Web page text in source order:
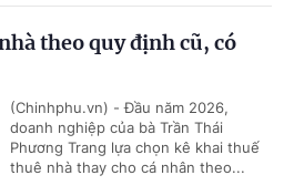
theo quy định cũ, có
(Chinhphu.vn) - Đầu năm 2026,
doanh nghiệp của bà Trần Thái
Phương Trang lựa chọn kê khai thuế
thuê nhà thay cho cá nhân theo...